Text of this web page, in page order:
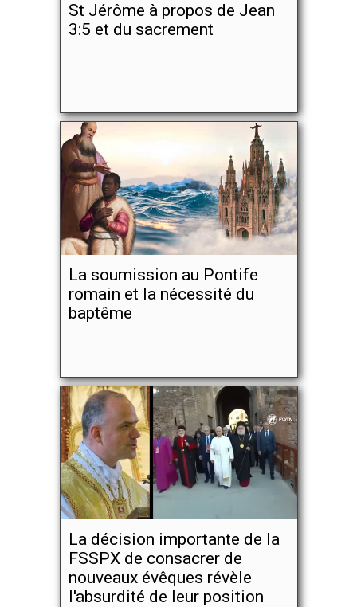
St Jérôme à propos de Jean
3:5 et du sacrement
La soumission au Pontife
romain et la nécessité du
baptême
La décision importante de la
FSSPX de consacrer de
nouveaux évêques révèle
l'absurdité de leur position